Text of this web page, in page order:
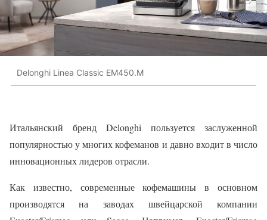
Delonghi Linea Classic EM450.M
Итальянский бренд Delonghi пользуется заслуженной
популярностью у многих кофеманов и давно входит в число
инновационных лидеров отрасли.
Как известно, современные кофемашины в основном
производятся на заводах швейцарской компании